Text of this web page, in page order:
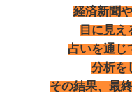
経済新聞
目に見え
占いを通じ
分析を
その結果、最